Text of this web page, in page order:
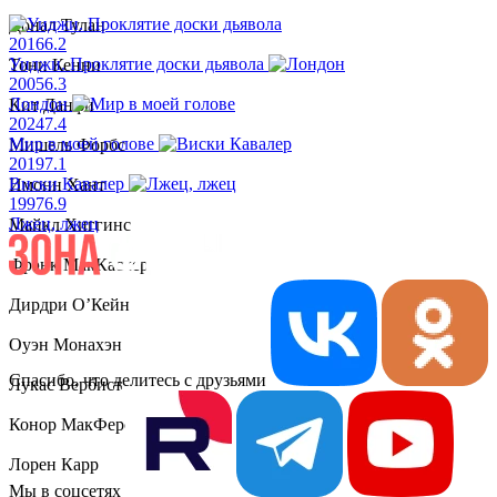
Донал Тулан
Тони Кенни
Кит Данфи
Мишель Форбс
Имонн Хант
Майкл Хиггинс
Фрэнк МакКаскер
Дирдри О’Кейн
Оуэн Монахэн
Лукас Вербист
Конор МакФерсон
Лорен Карр
20166.2
Уиджи. Проклятие доски дьявола
20056.3
Лондон
20247.4
Мир в моей голове
20197.1
Виски Кавалер
19976.9
Лжец, лжец
Спасибо, что делитесь с друзьями
Мы в соцсетях